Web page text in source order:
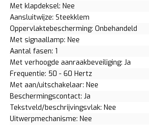
Met klapdeksel: Nee
Aansluitwijze: Steekklem
Oppervlaktebescherming: Onbehandeld
Met signaallamp: Nee
Aantal fasen: 1
Met verhoogde aanraakbeveiliging: Ja
Frequentie: 50 - 60 Hertz
Met aan/uitschakelaar: Nee
Beschermingscontact: Ja
Tekstveld/beschrijvingsvlak: Nee
Uitwerpmechanisme: Nee